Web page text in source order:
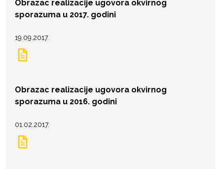
Obrazac realizacije ugovora okvirnog
sporazuma u 2017. godini
19.09.2017.
Obrazac realizacije ugovora okvirnog
sporazuma u 2016. godini
01.02.2017.